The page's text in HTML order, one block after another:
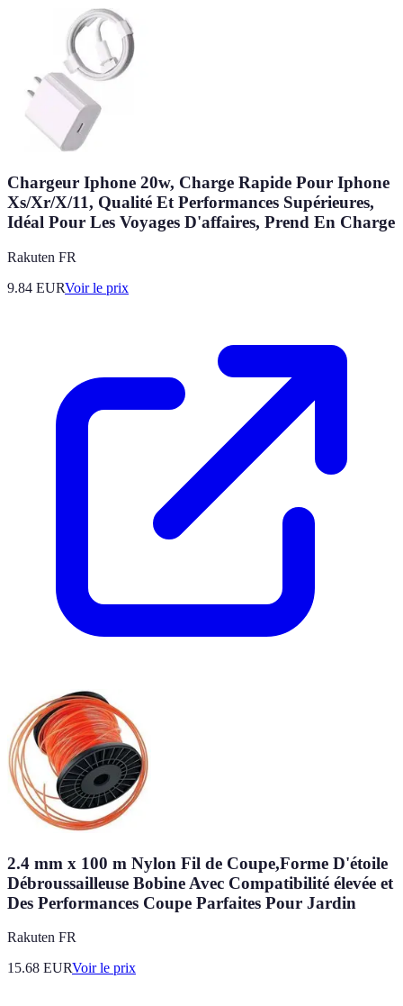
Chargeur Iphone 20w, Charge Rapide Pour Iphone
Xs/Xr/X/11, Qualité Et Performances Supérieures,
Idéal Pour Les Voyages D'affaires, Prend En Charge
Rakuten FR
9.84 EURVoir le prix
2.4 mm x 100 m Nylon Fil de Coupe,Forme D'étoile
Débroussailleuse Bobine Avec Compatibilité élevée et
Des Performances Coupe Parfaites Pour Jardin
Rakuten FR
15.68 EURVoir le prix